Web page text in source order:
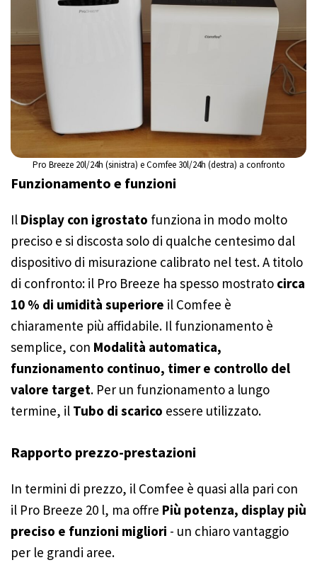
Pro Breeze 20l/24h (sinistra) e Comfee 30l/24h (destra) a confronto
Funzionamento e funzioni
Il Display con igrostato funziona in modo molto
preciso e si discosta solo di qualche centesimo dal
dispositivo di misurazione calibrato nel test. A titolo
di confronto: il Pro Breeze ha spesso mostrato circa
10 % di umidità superiore il Comfee è
chiaramente più affidabile. Il funzionamento è
semplice, con Modalità automatica,
funzionamento continuo, timer e controllo del
valore target. Per un funzionamento a lungo
termine, il Tubo di scarico essere utilizzato.
Rapporto prezzo-prestazioni
In termini di prezzo, il Comfee è quasi alla pari con
il Pro Breeze 20 l, ma offre Più potenza, display più
preciso e funzioni migliori - un chiaro vantaggio
per le grandi aree.